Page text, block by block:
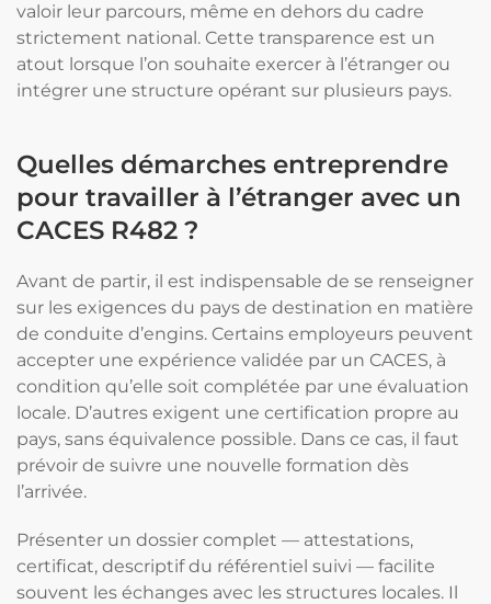
valoir leur parcours, même en dehors du cadre
strictement national. Cette transparence est un
atout lorsque l’on souhaite exercer à l’étranger ou
intégrer une structure opérant sur plusieurs pays.
Quelles démarches entreprendre
pour travailler à l’étranger avec un
CACES R482 ?
Avant de partir, il est indispensable de se renseigner
sur les exigences du pays de destination en matière
de conduite d’engins. Certains employeurs peuvent
accepter une expérience validée par un CACES, à
condition qu’elle soit complétée par une évaluation
locale. D’autres exigent une certification propre au
pays, sans équivalence possible. Dans ce cas, il faut
prévoir de suivre une nouvelle formation dès
l’arrivée.
Présenter un dossier complet — attestations,
certificat, descriptif du référentiel suivi — facilite
souvent les échanges avec les structures locales. Il